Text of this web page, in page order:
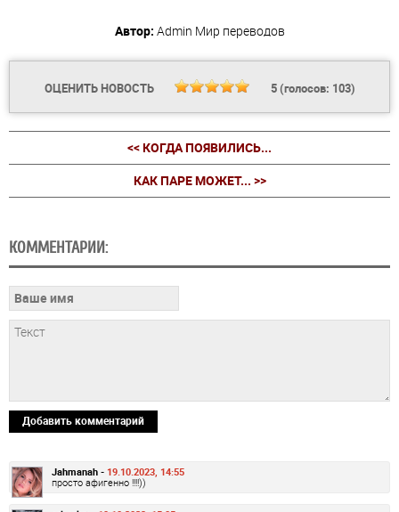
Автор: Admin Мир переводов
ОЦЕНИТЬ НОВОСТЬ 5(голосов: 103)
<< КОГДА ПОЯВИЛИСЬ...
КАК ПАРЕ МОЖЕТ... >>
КОММЕНТАРИИ:
Добавить комментарий
Jahmanah - 19.10.2023, 14:55
просто афигенно !!!!))